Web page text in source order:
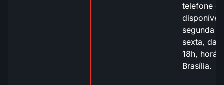
telefone
disponível
segunda a
sexta, das
18h,
Brasília.